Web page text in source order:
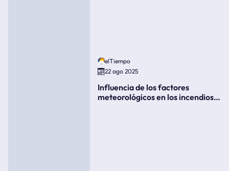
elTiempo
22 ago 2025
Influencia de los factores
meteorológicos en los incendios